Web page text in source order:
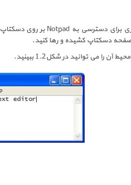
برای دسترسی به Notpad بر روی
دسکتاپ کشیده و رها کنید.
را می توانید در شکل1.2 ببینید.